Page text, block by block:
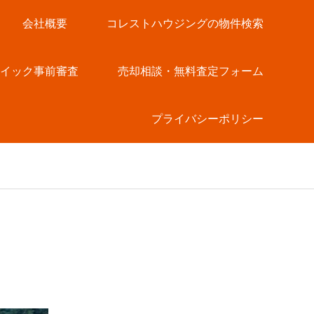
会社概要 コレストハウジングの物件検索
ック事前審査 売却相談・無料査定フォーム
プライバシーポリシー